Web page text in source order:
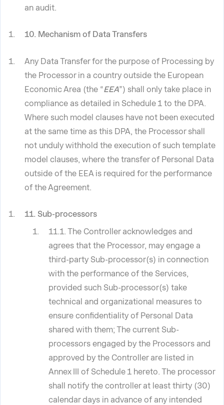
an audit.
10. Mechanism of Data Transfers
Any Data Transfer for the purpose of Processing by
the Processor in a country outside the European
Economic Area (the “EEA”) shall only take place in
compliance as detailed in Schedule 1 to the DPA.
Where such model clauses have not been executed
at the same time as this DPA, the Processor shall
not unduly withhold the execution of such template
model clauses, where the transfer of Personal Data
outside of the EEA is required for the performance
of the Agreement.
11. Sub-processors
11.1. The Controller acknowledges and
agrees that the Processor, may engage a
third-party Sub-processor(s) in connection
with the performance of the Services,
provided such Sub-processor(s) take
technical and organizational measures to
ensure confidentiality of Personal Data
shared with them; The current Sub-
processors engaged by the Processors and
approved by the Controller are listed in
Annex III of Schedule 1 hereto. The processor
shall notify the controller at least thirty (30)
calendar days in advance of any intended